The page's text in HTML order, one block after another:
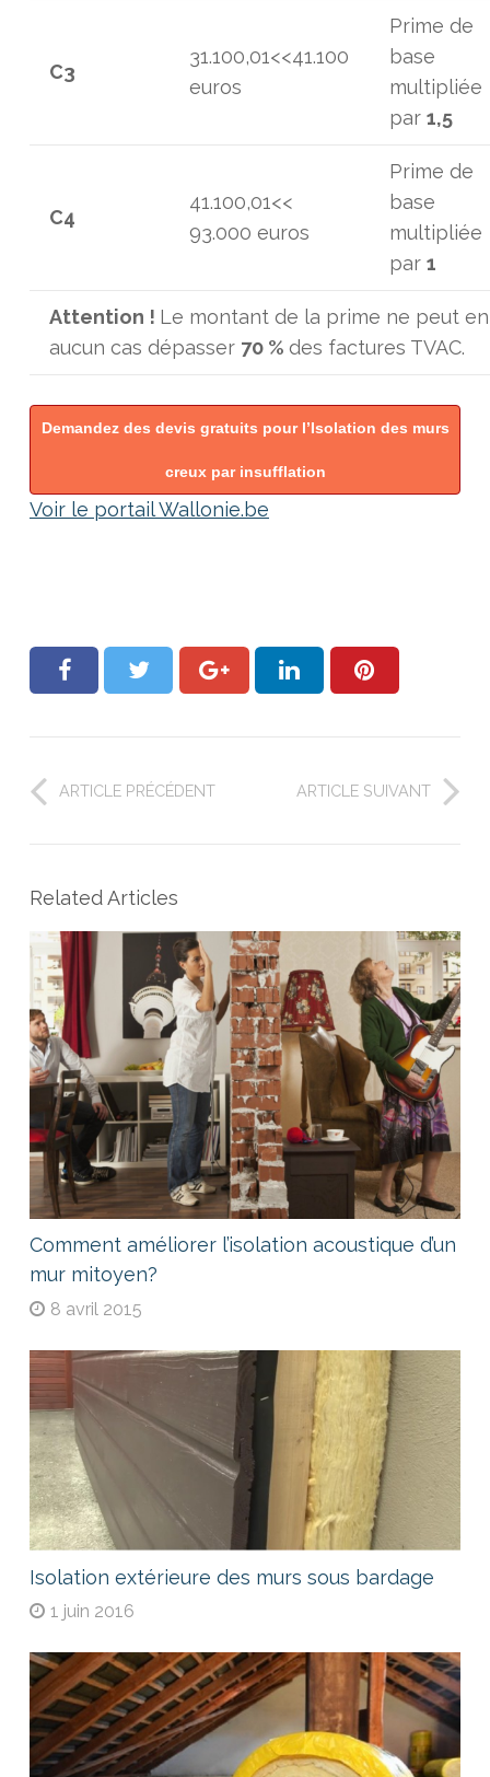
C3
31.100,01<<41.100
euros
Prime de
base
multipliée
par 1,5
C4
41.100,01<<
93.000 euros
Prime de
base
multipliée
par 1
Attention ! Le montant de la prime ne peut en
aucun cas dépasser 70 % des factures TVAC.
Demandez des devis gratuits pour l’Isolation des murs
creux par insufflation
Voir le portail Wallonie.be
ARTICLE PRÉCÉDENT ARTICLE SUIVANT
Related Articles
Comment améliorer l’isolation acoustique d’un
mur mitoyen?
8 avril 2015
Isolation extérieure des murs sous bardage
1 juin 2016